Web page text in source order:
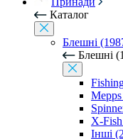
Каталог
Блешні
Блешні
X-
Інші